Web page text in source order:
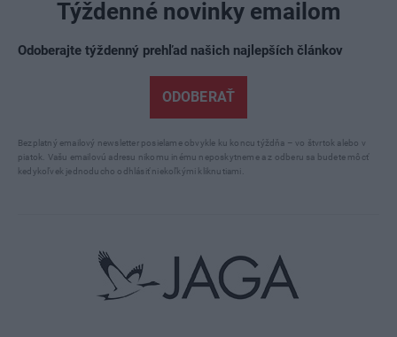
Týždenné novinky emailom
Odoberajte týždenný prehľad našich najlepších článkov
ODOBERAŤ
Bezplatný emailový newsletter posielame obvykle ku koncu týždňa – vo štvrtok alebo v
piatok. Vašu emailovú adresu nikomu inému neposkytneme a z odberu sa budete môcť
kedykoľvek jednoducho odhlásiť niekoľkými kliknutiami.